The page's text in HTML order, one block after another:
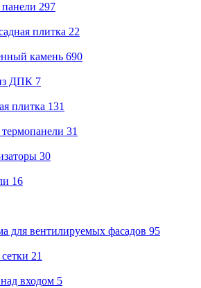
297
плитка 22
камень 690
ДПК 7
плитка 131
31
30
16
для вентилируемых фасадов 95
21
входом 5